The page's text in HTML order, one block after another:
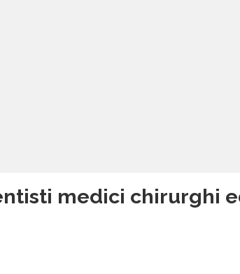
medici chirurghi